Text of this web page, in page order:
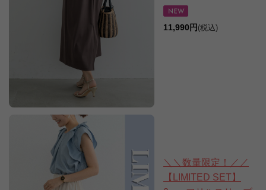
11,990円 (税込)
＼＼数量限定！／／
【LIMITED SET】